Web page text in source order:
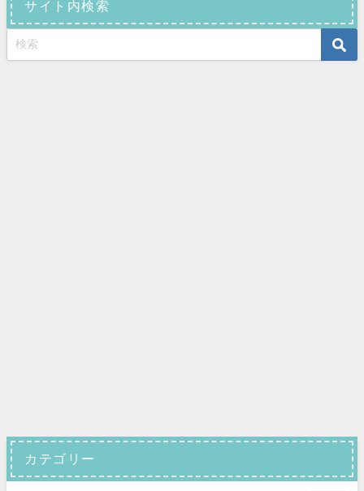
サイト内検索
カテゴリー